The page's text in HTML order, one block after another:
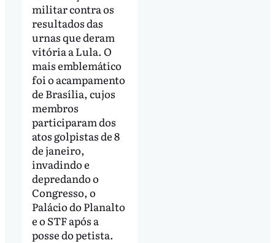
militar contra os
resultados das
urnas que deram
vitória a Lula. O
mais emblemático
foi o acampamento
de Brasília, cujos
membros
participaram dos
atos golpistas de 8
de janeiro,
invadindo e
depredando o
Congresso, o
Palácio do Planalto
e o STF após a
posse do petista.